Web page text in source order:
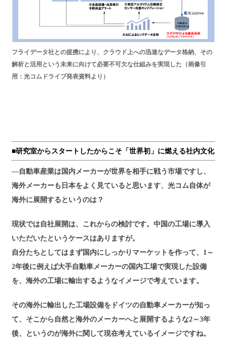
フライデータ社との提携により、クラウド上への迅速なデータ格納、その
解析と活用という未来に向けて必要不可欠な仕組みを実現した（画像引
用：光コムドライブ発表資料より）
■研究室からスタートしたからこそ「世界初」に燃える社内文化
―自動車産業は国内メーカーが世界を相手に戦う市場ですし、
海外メーカーも日本をよく見ていると思います、光コム自体が
海外に展開するというのは？
現状では自社展開は、これからの検討です。中国の工場に導入
いただいたというケースはありますが。
自分たちとしてはまず国内にしっかりマーケットを作って、1～
2年後に例えば大手自動車メーカーの国内工場で実現した設備
を、海外の工場に輸出するようなイメージで考えています。
その海外に輸出した工場設備をドイツの自動車メーカーが知っ
て、そこから自然と海外のメーカーへと展開するような2～3年
後、というのが海外に関して現在考えているイメージですね。